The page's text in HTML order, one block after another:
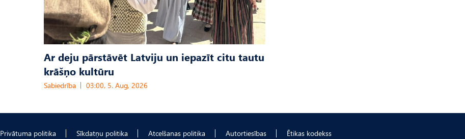
Ar deju pārstāvēt Latviju un iepazīt citu tautu
krāšņo kultūru
Sabiedrība 03:00, 5. Aug, 2026
Privātuma politika Sīkdatņu politika Atcelšanas politika Autortiesības Ētikas kodekss